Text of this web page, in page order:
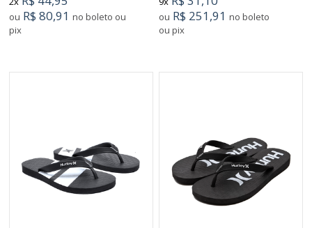
ou R$ 80,91 no boleto ou
pix
ou R$ 251,91 no boleto
ou pix